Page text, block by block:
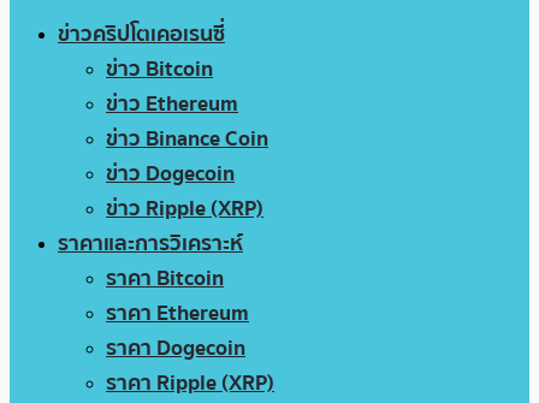
ข่าวคริปโตเคอเรนซี่
ข่าว Bitcoin
ข่าว Ethereum
ข่าว Binance Coin
ข่าว Dogecoin
ข่าว Ripple (XRP)
ราคาและการวิเคราะห์
ราคา Bitcoin
ราคา Ethereum
ราคา Dogecoin
ราคา Ripple (XRP)